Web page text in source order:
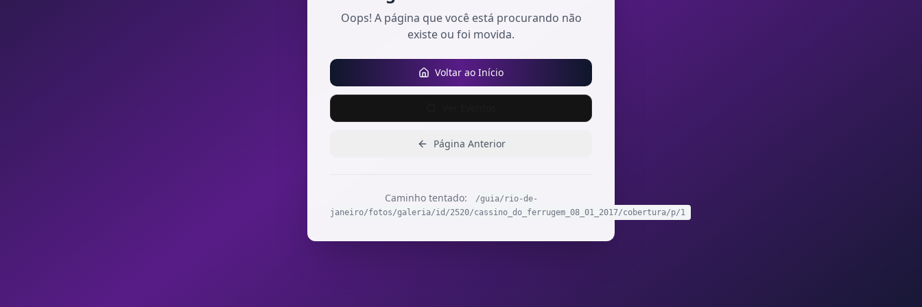
Oops! A página que você está procurando não
existe ou foi movida.
Voltar ao Início
Página Anterior
Caminho tentado:
/guia/rio-de-
janeiro/fotos/galeria/id/2520/cassino_do_ferrugem_08_01_2017/cobertura/p/1